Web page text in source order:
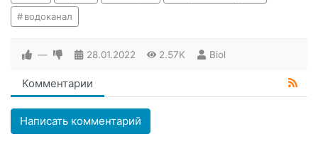
водоканал
— 28.01.2022 2.57K Biol
Комментарии
Написать комментарий